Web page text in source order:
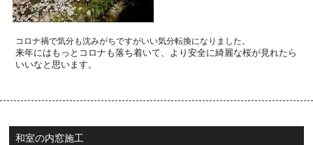
コロナ禍で気分も沈みがちですがいい気分転換になりました。
来年にはもっとコロナも落ち着いて、より安全に綺麗な桜が見れたら
いいなと思います。
和室の内窓施工